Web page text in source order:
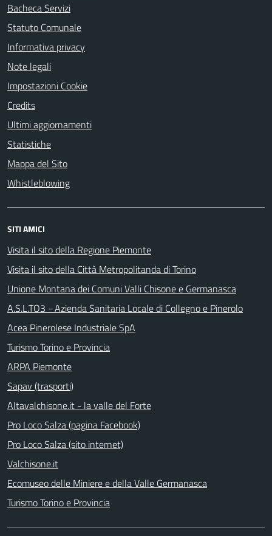
Bacheca Servizi
Statuto Comunale
Informativa privacy
Note legali
Impostazioni Cookie
Credits
Ultimi aggiornamenti
Statistiche
Mappa del Sito
Whistleblowing
SITI AMICI
Visita il sito della Regione Piemonte
Visita il sito della Città Metropolitanda di Torino
Unione Montana dei Comuni Valli Chisone e Germanasca
A.S.L.TO3 - Azienda Sanitaria Locale di Collegno e Pinerolo
Acea Pinerolese Industriale SpA
Turismo Torino e Provincia
ARPA Piemonte
Sapav (trasporti)
Altavalchisone.it - la valle del Forte
Pro Loco Salza (pagina Facebook)
Pro Loco Salza (sito internet)
Valchisone.it
Ecomuseo delle Miniere e della Valle Germanasca
Turismo Torino e Provincia